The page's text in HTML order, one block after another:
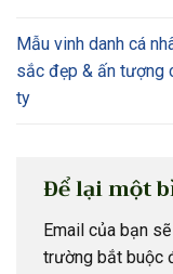
Mẫu vinh danh cá
sắc đẹp & ấn tượng
ty
Để lại một
Email của bạn
trường bắt buộc